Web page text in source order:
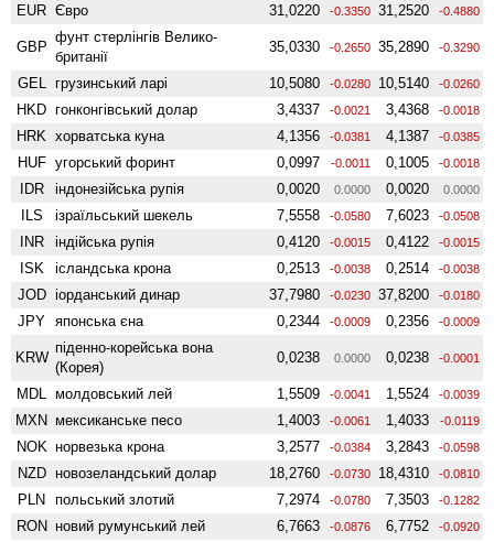
EUR Євро 31,0220 -0.3350 31,2520 -0.4880
GBP
фунт стерлінгів Велико­
британії
35,0330 -0.2650 35,2890 -0.3290
GEL грузинський ларі 10,5080 -0.0280 10,5140 -0.0260
HKD гонконгівський долар 3,4337 -0.0021 3,4368 -0.0018
HRK хорватська куна 4,1356 -0.0381 4,1387 -0.0385
HUF угорський форинт 0,0997 -0.0011 0,1005 -0.0018
IDR індонезійська рупія 0,0020 0.0000 0,0020 0.0000
ILS ізраїльський шекель 7,5558 -0.0580 7,6023 -0.0508
INR індійська рупія 0,4120 -0.0015 0,4122 -0.0015
ISK ісландська крона 0,2513 -0.0038 0,2514 -0.0038
JOD іорданський динар 37,7980 -0.0230 37,8200 -0.0180
JPY японська єна 0,2344 -0.0009 0,2356 -0.0009
KRW
піденно-корейська вона
(Корея)
0,0238 0.0000 0,0238 -0.0001
MDL молдовський лей 1,5509 -0.0041 1,5524 -0.0039
MXN мексиканське песо 1,4003 -0.0061 1,4033 -0.0119
NOK норвезька крона 3,2577 -0.0384 3,2843 -0.0598
NZD ново­зеландський долар 18,2760 -0.0730 18,4310 -0.0810
PLN польський злотий 7,2974 -0.0780 7,3503 -0.1282
RON новий румунський лей 6,7663 -0.0876 6,7752 -0.0920